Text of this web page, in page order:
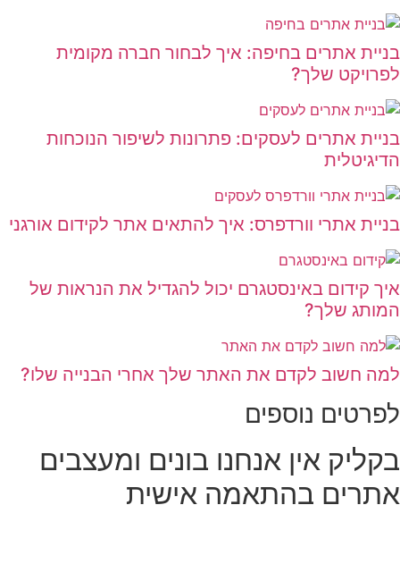
בניית אתרים בחיפה: איך לבחור חברה מקומית
לפרויקט שלך?
בניית אתרים לעסקים: פתרונות לשיפור הנוכחות
הדיגיטלית
בניית אתרי וורדפרס: איך להתאים אתר לקידום אורגני
איך קידום באינסטגרם יכול להגדיל את הנראות של
המותג שלך?
למה חשוב לקדם את האתר שלך אחרי הבנייה שלו?
לפרטים נוספים
בקליק אין אנחנו בונים ומעצבים
אתרים בהתאמה אישית